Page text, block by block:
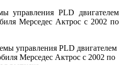
управления PLD двигателем
Мерседес Актрос с 2002 по